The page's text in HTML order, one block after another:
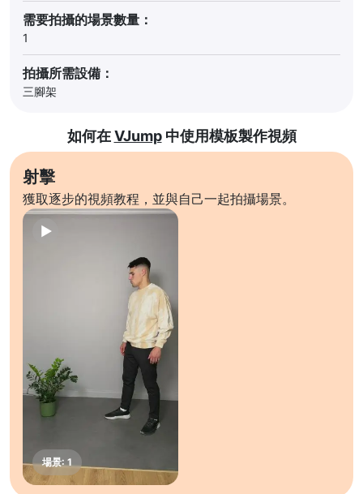
需要拍攝的場景數量：
1
拍攝所需設備：
三腳架
如何在VJump中使用模板製作視頻
射擊
獲取逐步的視頻教程，並與自己一起拍攝場景。